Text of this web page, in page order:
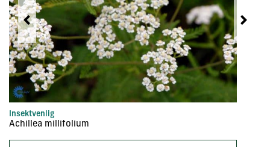
Insektvenlig
Achillea millifolium